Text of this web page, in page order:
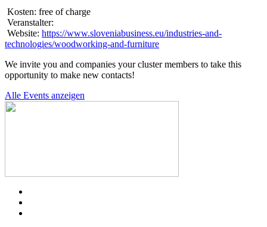
Kosten: free of charge
Veranstalter:
Website: https://www.sloveniabusiness.eu/industries-and-
technologies/woodworking-and-furniture
We invite you and companies your cluster members to take this
opportunity to make new contacts!
Alle Events anzeigen